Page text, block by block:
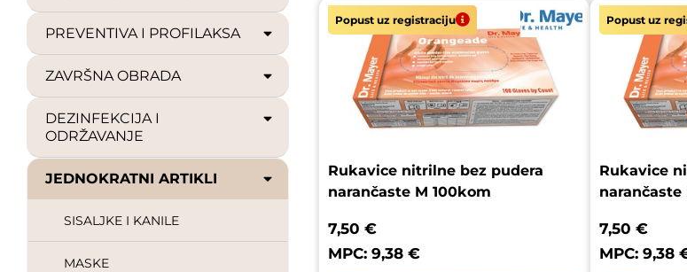
PREVENTIVA I PROFILAKSA
ZAVRŠNA OBRADA
DEZINFEKCIJA I
ODRŽAVANJE
JEDNOKRATNI ARTIKLI
SISALJKE I KANILE
MASKE
Popust uz registraciju
Rukavice nitrilne bez pudera
narančaste M 100kom
7,50 €
MPC: 9,38 €
Popust uz
Rukavice
narančaste
7,50 €
MPC: 9,38